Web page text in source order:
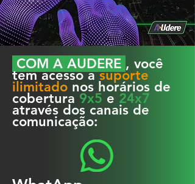
COM A AUDERE , você
tem acesso asuporte
ilimitado nos horários de
cobertura 9x5 e 24x7
através dos canais de
comunicação: